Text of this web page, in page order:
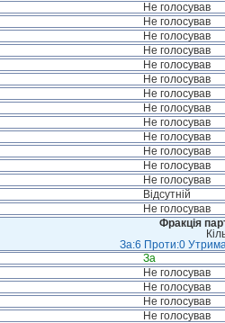
Не голосував
Не голосував
Не голосував
Не голосував
Не голосував
Не голосував
Не голосував
Не голосував
Не голосував
Не голосував
Не голосував
Не голосував
Не голосував
Відсутній
Не голосував
Фракція
За:6 Проти:0
За
Не голосував
Не голосував
Не голосував
Не голосував